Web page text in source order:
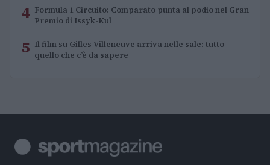
4 Formula 1 Circuito: Comparato punta al podio nel Gran
Premio di Issyk-Kul
5 Il film su Gilles Villeneuve arriva nelle sale: tutto
quello che c’è da sapere